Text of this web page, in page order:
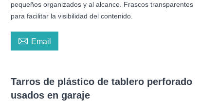
pequeños organizados y al alcance. Frascos transparentes
para facilitar la visibilidad del contenido.
 Email
Tarros de plástico de tablero perforado
usados ​​en garaje